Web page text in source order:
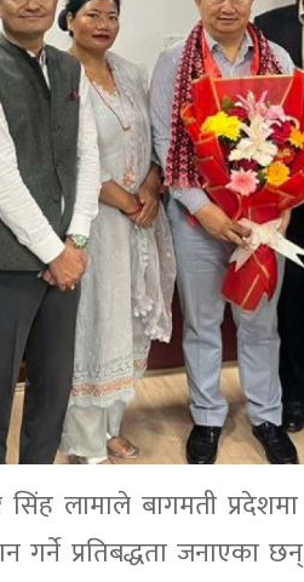
लामाले बागमती
गर्ने प्रतिबद्धता